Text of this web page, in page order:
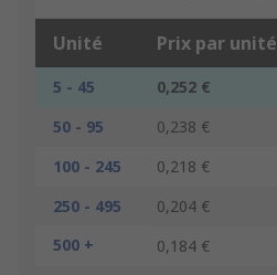
Unité Prix par unité
5 - 45 0,252 €
50 - 95
0,238 €
100 - 245
0,218 €
250 - 495
0,204 €
500 +
0,184 €